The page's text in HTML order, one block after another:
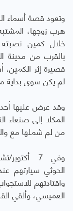
هرب زوجها،
خلال كمين نصبته
بالقرب من مدينة
قصيرة إثر
لم يكن سوى بداية
وقد عرض عليها أحد
المكلا إلى صنعاء
من لم شملها مع
الحوثي سيارتهم
واقتادتهم
العميسي، وألقي